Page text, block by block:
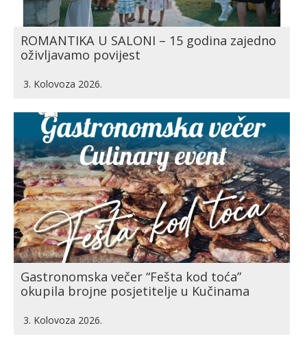
ROMANTIKA U SALONI – 15 godina zajedno
oživljavamo povijest
3. Kolovoza 2026.
Gastronomska večer “Fešta kod toća”
okupila brojne posjetitelje u Kučinama
3. Kolovoza 2026.